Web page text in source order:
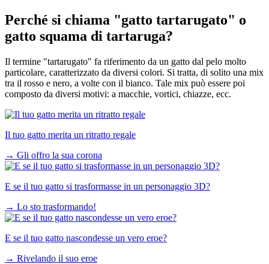
Perché si chiama "gatto tartarugato" o
gatto squama di tartaruga?
Il termine "tartarugato" fa riferimento da un gatto dal pelo molto
particolare, caratterizzato da diversi colori. Si tratta, di solito una mix
tra il rosso e nero, a volte con il bianco. Tale mix può essere poi
composto da diversi motivi: a macchie, vortici, chiazze, ecc.
Il tuo gatto merita un ritratto regale
→ Gli offro la sua corona
E se il tuo gatto si trasformasse in un personaggio 3D?
→ Lo sto trasformando!
E se il tuo gatto nascondesse un vero eroe?
→ Rivelando il suo eroe